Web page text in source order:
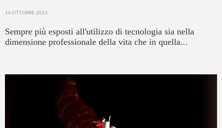
16 OTTOBRE 2023
Sempre più esposti all'utilizzo di tecnologia sia nella
dimensione professionale della vita che in quella...